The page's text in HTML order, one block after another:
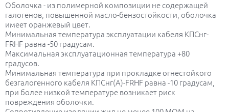
Оболочка - из полимерной композиции не содержащей
галогенов, повышенной масло-бензостойкости, оболочка
имеет оранжевый цвет.
Минимальная температура эксплуатации кабеля КПСнг-
FRHF равна -50 градусам.
Максимальная эксплуатационная температура +80
градусов.
Минимальная температура при прокладке огнестойкого
безгалогенного кабеля КПСнг(А)-FRHF равна -10 градусам,
при более низкой температуре возникает риск
повреждения оболочки.